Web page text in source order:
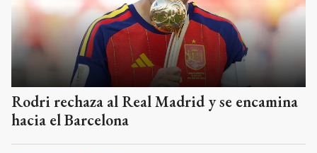
Rodri rechaza al Real Madrid y se encamina
hacia el Barcelona